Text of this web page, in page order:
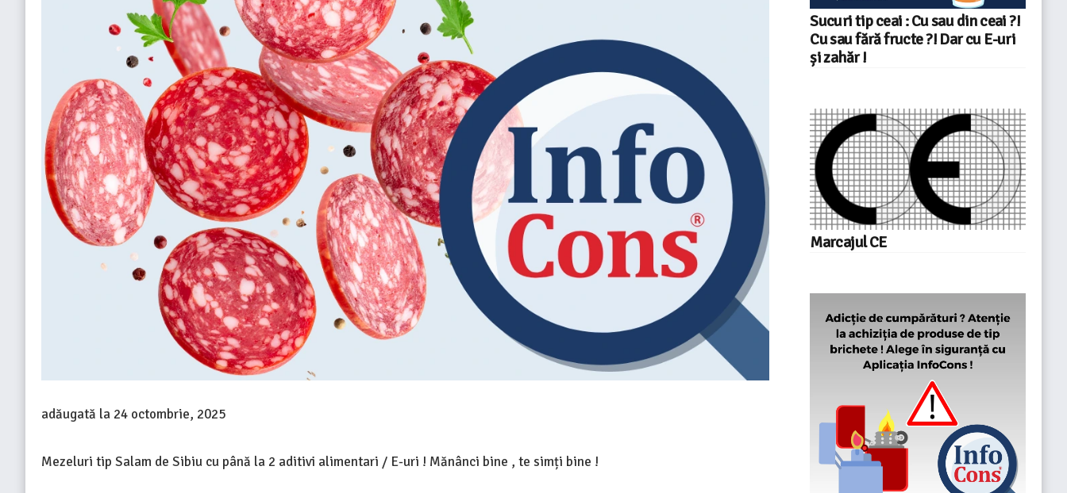
adăugată la 24 octombrie, 2025
Mezeluri tip Salam de Sibiu cu până la 2 aditivi alimentari / E-uri ! Mănânci bine , te simți bine !
Sucuri tip ceai : Cu sau din ceai ?!
Cu sau fără fructe ?! Dar cu E-uri
și zahăr !
Marcajul CE